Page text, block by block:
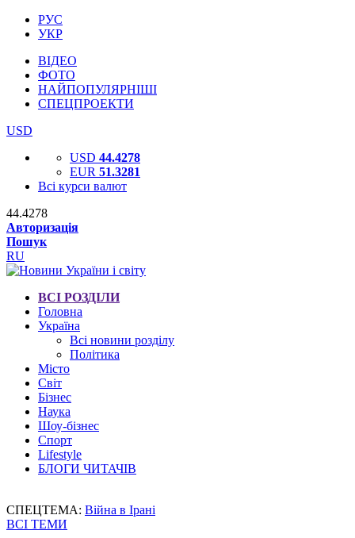
РУС
УКР
ВІДЕО
ФОТО
НАЙПОПУЛЯРНІШІ
СПЕЦПРОЕКТИ
USD
USD 44.4278
EUR 51.3281
Всі курси валют
44.4278
Авторизація
Пошук
RU
ВСІ РОЗДІЛИ
Головна
Україна
Всі новини розділу
Політика
Місто
Світ
Бізнес
Наука
Шоу-бізнес
Спорт
Lifestyle
БЛОГИ ЧИТАЧІВ
СПЕЦТЕМА: Війна в Ірані
ВСІ ТЕМИ